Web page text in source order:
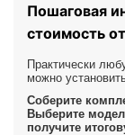
Пошаговая
стоимость
Практически
можно
Соберите
Выберите
получите